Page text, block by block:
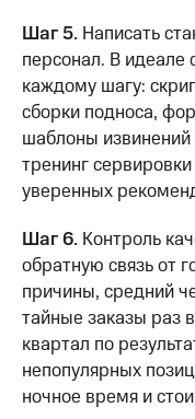
Шаг 5. Написать
персонал. В
каждому шагу:
сборки подноса,
шаблоны
тренинг
уверенных
Шаг 6. Контроль
обратную связь от
причины, средний
тайные заказы раз
квартал по
непопулярных
ночное время и